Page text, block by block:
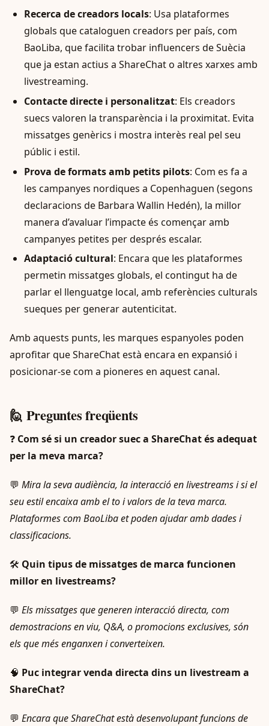
Recerca de creadors locals: Usa plataformes
globals que cataloguen creadors per país, com
BaoLiba, que facilita trobar influencers de Suècia
que ja estan actius a ShareChat o altres xarxes amb
livestreaming.
Contacte directe i personalitzat: Els creadors
suecs valoren la transparència i la proximitat. Evita
missatges genèrics i mostra interès real pel seu
públic i estil.
Prova de formats amb petits pilots: Com es fa a
les campanyes nordiques a Copenhaguen (segons
declaracions de Barbara Wallin Hedén), la millor
manera d’avaluar l’impacte és començar amb
campanyes petites per després escalar.
Adaptació cultural: Encara que les plataformes
permetin missatges globals, el contingut ha de
parlar el llenguatge local, amb referències culturals
sueques per generar autenticitat.
Amb aquests punts, les marques espanyoles poden
aprofitar que ShareChat està encara en expansió i
posicionar-se com a pioneres en aquest canal.
🙋 Preguntes freqüents
❓ Com sé si un creador suec a ShareChat és adequat
per la meva marca?
💬 Mira la seva audiència, la interacció en livestreams i si el
seu estil encaixa amb el to i valors de la teva marca.
Plataformes com BaoLiba et poden ajudar amb dades i
classificacions.
🛠️ Quin tipus de missatges de marca funcionen
millor en livestreams?
💬 Els missatges que generen interacció directa, com
demostracions en viu, Q&A, o promocions exclusives, són
els que més enganxen i converteixen.
🧠 Puc integrar venda directa dins un livestream a
ShareChat?
💬 Encara que ShareChat està desenvolupant funcions de